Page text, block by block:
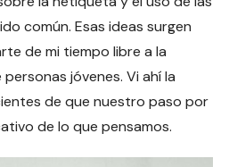
común. Esas ideas surgen
de mi tiempo libre a la
jóvenes. Vi ahí la
de que nuestro paso por
de lo que pensamos.